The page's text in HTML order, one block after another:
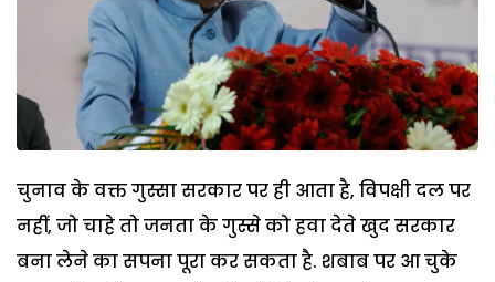
चुनाव के वक्त गुस्सा सरकार पर ही आता है, विपक्षी दल पर
नहीं, जो चाहे तो जनता के गुस्से को हवा देते खुद सरकार
बना लेने का सपना पूरा कर सकता है. शबाब पर आ चुके